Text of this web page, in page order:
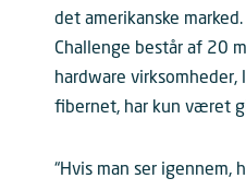
det amerikanske
Challenge består af 20
hardware virksomheder,
fibernet, har kun været
“Hvis man ser igennem,